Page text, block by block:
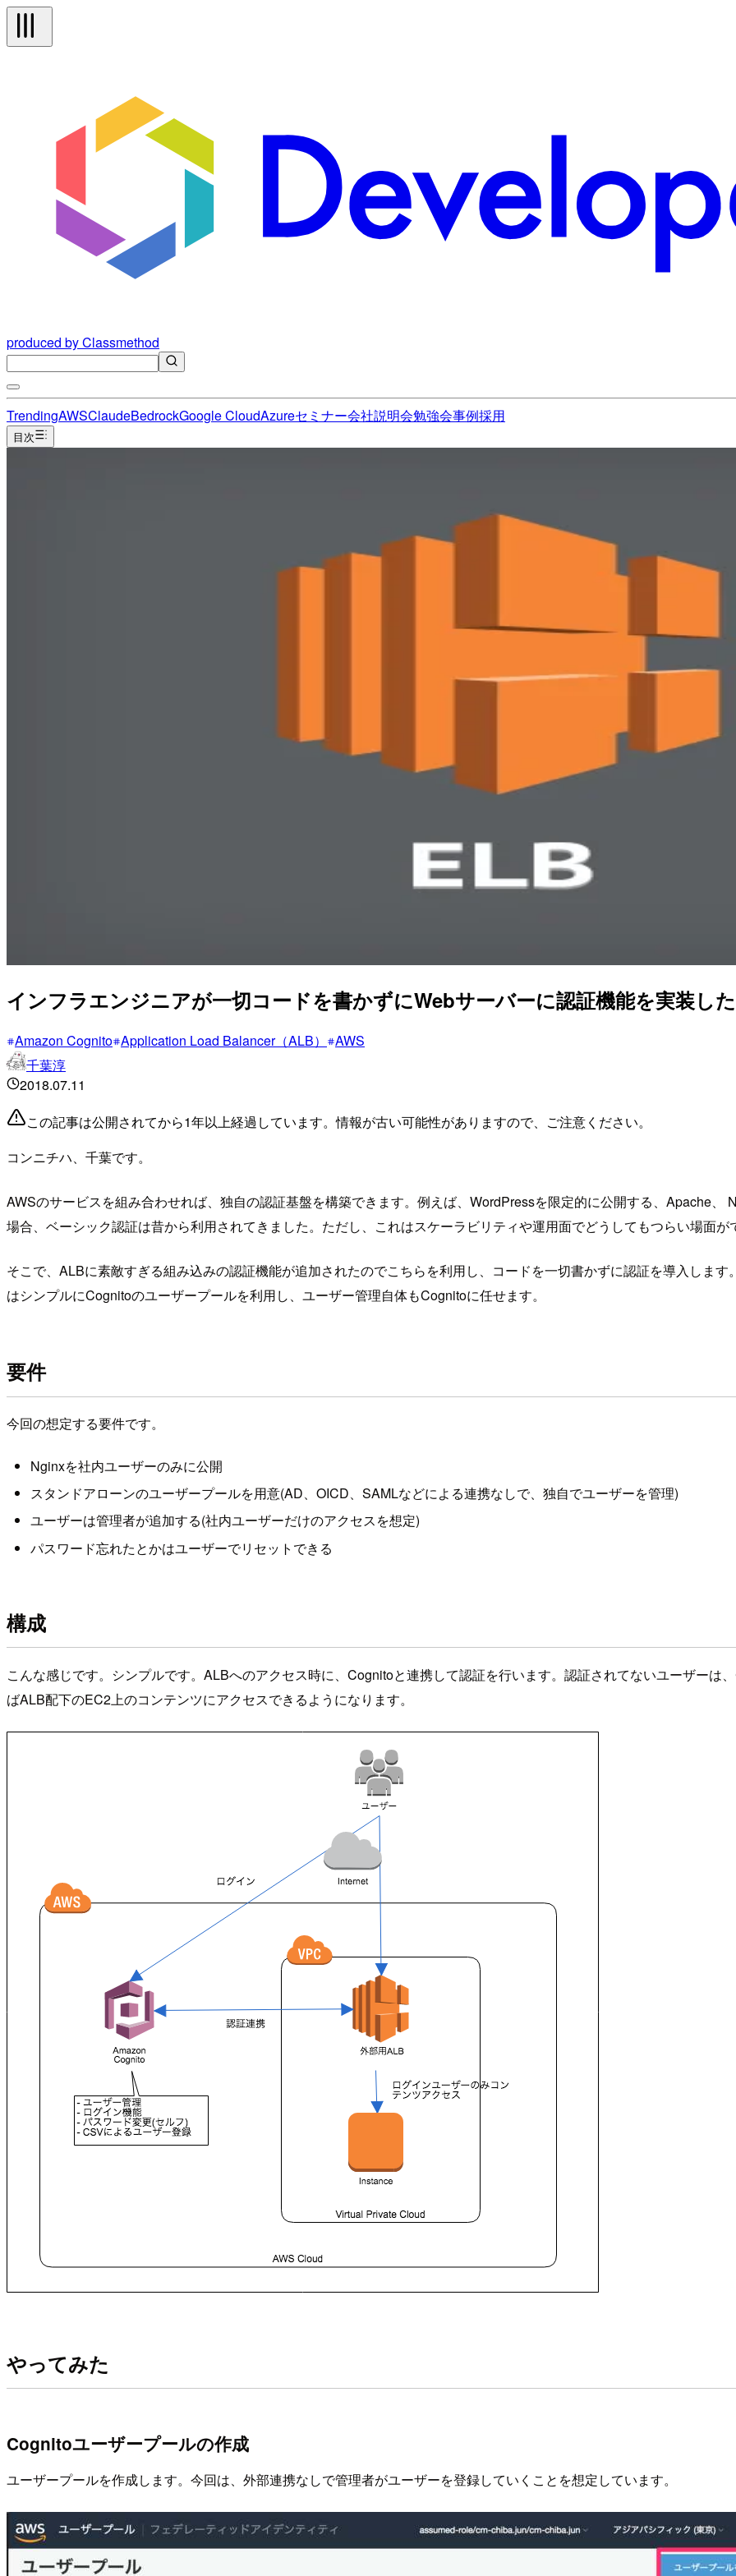
produced by Classmethod
TrendingAWSClaudeBedrockGoogle CloudAzureセミナー会社説明会勉強会事例採用
目次
インフラエンジニアが一切コードを書かずにWebサーバーに認証機能を実装し
Amazon Cognito Application Load Balancer（ALB）
AWS
千葉淳
2018.07.11
この記事は公開されてから1年以上経過しています。情報が古い可能性がありますので、ご注意ください。
コンニチハ、千葉です。
AWSのサービスを組み合わせれば、独自の認証基盤を構築できます。例えば、WordPressを限定的に公開する、Apache
場合、ベーシック認証は昔から利用されてきました。ただし、これはスケーラビリティや運用面でどうしてもつらい場面が
そこで、ALBに素敵すぎる組み込みの認証機能が追加されたのでこちらを利用し、コードを一切書かずに認証を導入しま
はシンプルにCognitoのユーザープールを利用し、ユーザー管理自体もCognitoに任せます。
要件
今回の想定する要件です。
Nginxを社内ユーザーのみに公開
スタンドアローンのユーザープールを用意(AD、OICD、SAMLなどによる連携なしで、独自でユーザーを管理)
ユーザーは管理者が追加する(社内ユーザーだけのアクセスを想定)
パスワード忘れたとかはユーザーでリセットできる
構成
こんな感じです。シンプルです。ALBへのアクセス時に、Cognitoと連携して認証を行います。認証されてないユーザーは
ばALB配下のEC2上のコンテンツにアクセスできるようになります。
やってみた
Cognitoユーザープールの作成
ユーザープールを作成します。今回は、外部連携なしで管理者がユーザーを登録していくことを想定しています。